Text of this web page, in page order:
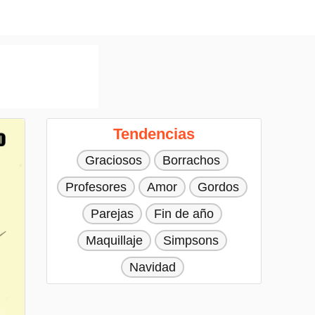
Tendencias
Graciosos
Borrachos
Profesores
Amor
Gordos
Parejas
Fin de año
Maquillaje
Simpsons
Navidad